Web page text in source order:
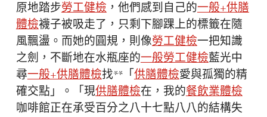
原地踏步勞工健檢，他們感到自己的一般+供膳
體檢襪子被吸走了，只剩下腳踝上的標籤在隨
風飄盪。而她的圓規，則像勞工健檢一把知識
之劍，不斷地在水瓶座的一般勞工健檢藍光中
尋一般+供膳體檢找**「供膳體檢愛與孤獨的精
確交點」。「現供膳體檢在，我的餐飲業體檢
咖啡館正在承受百分之八十七點八八的結構失